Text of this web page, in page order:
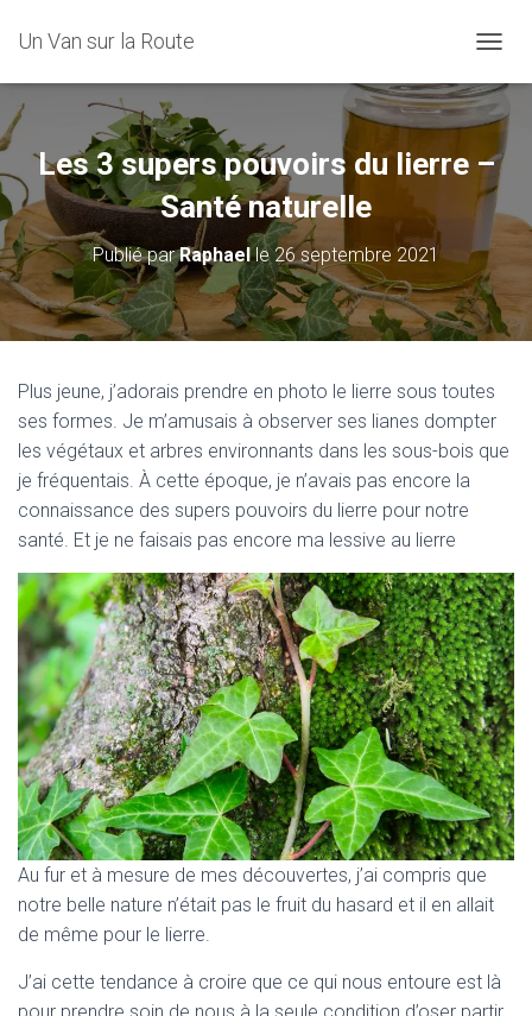
Un Van sur la Route
É
P
L
R
A
V
I
T
I
O
Les 3 supers pouvoirs du lierre –
Santé naturelle
Publié parRaphaelle26 septembre 2021
Plus jeune, j’adorais prendre en photo le lierre sous toutes
ses formes. Je m’amusais à observer ses lianes dompter
les végétaux et arbres environnants dans les sous-bois que
je fréquentais. À cette époque, je n’avais pas encore la
connaissance des supers pouvoirs du lierre pour notre
santé. Et je ne faisais pas encore ma lessive au lierre
Au fur et à mesure de mes découvertes, j’ai compris que
notre belle nature n’était pas le fruit du hasard et il en allait
de même pour le lierre.
J’ai cette tendance à croire que ce qui nous entoure est là